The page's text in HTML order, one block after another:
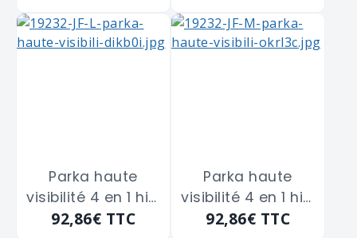
fluo polyuréthane
SINGER "VILO04"
taille XL
fluo polyuréthane
SINGER "VILO05"
taille 2XL
Parka haute
visibilité 4 en 1 hivi
jaune fluo/
92,86€ TTC
Parka haute
visibilité 4 en 1 hivi
jaune fluo/
92,86€ TTC